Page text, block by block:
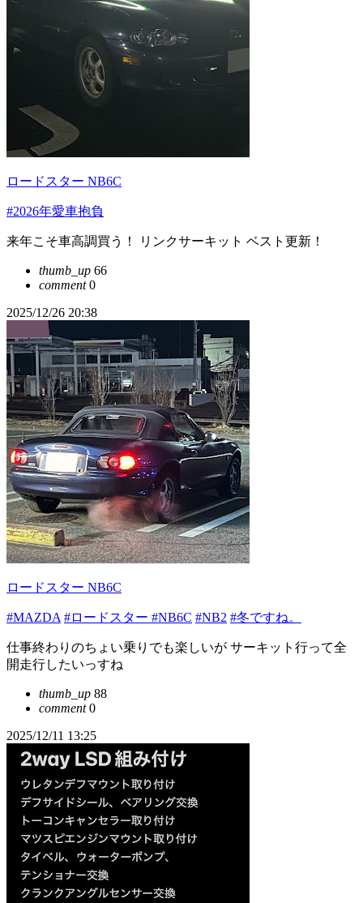
ロードスター NB6C
#2026年愛車抱負
来年こそ車高調買う！ リンクサーキット ベスト更新！
thumb_up 66
comment0
2025/12/26 20:38
ロードスター NB6C
#MAZDA #ロードスター #NB6C #NB2 #冬ですね。
仕事終わりのちょい乗りでも楽しいが サーキット行って全
開走行したいっすね
thumb_up 88
comment0
2025/12/11 13:25